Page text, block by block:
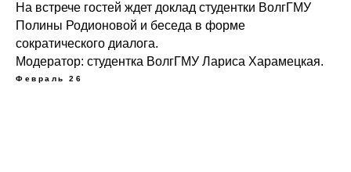
На встрече гостей ждет доклад студентки ВолгГМУ
Полины Родионовой и беседа в форме
сократического диалога.
Модератор: студентка ВолгГМУ Лариса Харамецкая.
Февраль 26